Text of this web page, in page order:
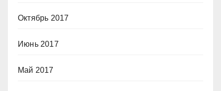
Октябрь 2017
Июнь 2017
Май 2017